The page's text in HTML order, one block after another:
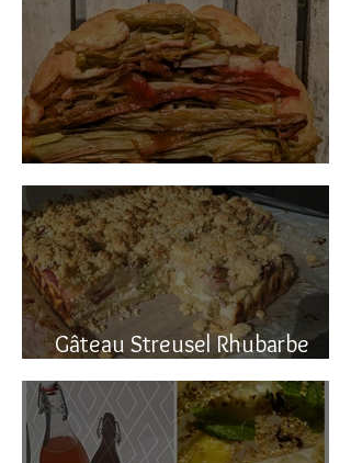
Gâteau renversé à la rhubarbe
Gâteau Streusel Rhubarbe
Pomme, facile et hyper bon!